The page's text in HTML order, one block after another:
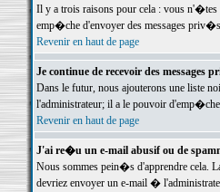
Il y a trois raisons pour cela : vous
emp�che d'envoyer des messages
Revenir en haut de page
Je continue de recevoir des
Dans le futur, nous ajouterons une liste
l'administrateur; il a le pouvoir
Revenir en haut de page
J'ai re�u un e-mail abusif ou de
Nous sommes pein�s d'apprendre cela.
devriez envoyer un e-mail �